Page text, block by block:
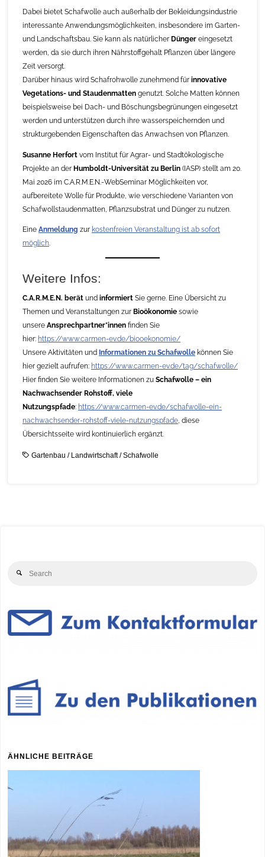
Dabei bietet Schafwolle auch außerhalb der Bekleidungsindustrie
interessante Anwendungsmöglichkeiten, insbesondere im Garten-
und Landschaftsbau. Sie kann als natürlicherDünger eingesetzt
werden, da sie durch ihren Nährstoffgehalt Pflanzen über längere
Zeit versorgt.
Darüber hinaus wird Schafrohwolle zunehmend fürinnovative
Vegetations- und Staudenmatten genutzt. Solche Matten können
beispielsweise bei Dach- und Böschungsbegrünungen eingesetzt
werden und unterstützen durch ihre wasser­speichernden und
strukturgebenden Eigenschaften das Anwachsen von Pflanzen.
Susanne Herfort vom Institut für Agrar- und Stadtökologische
Projekte an derHumboldt-Universität zu Berlin (IASP) stellt am 20.
Mai 2026 im C.A.R.M.E.N.-WebSeminar Möglichkeiten vor,
aufbereitete Wolle für Produkte, wie verschiedene Varianten von
Schafwollstaudenmatten, Pflanzsubstrat und Dünger zu nutzen.
EineAnmeldung zur kostenfreien Veranstaltung ist ab sofort
möglich.
Weitere Infos:
C.A.R.M.E.N. berät undinformiert Sie gerne. Eine Übersicht zu
Themen und Veranstaltungen zur Bioökonomie sowie
unsereAnsprechpartner*innen finden Sie
hier: https://www.carmen-ev.de/biooekonomie/
Unsere Aktivitäten und Informationen zu Schafwolle können Sie
hier gezielt aufrufen: https://www.carmen-ev.de/tag/schafwolle/
Hier finden Sie weitere Informationen zuSchafwolle – ein
Nachwachsender Rohstoff, viele
Nutzungspfade: https://www.carmen-ev.de/schafwolle-ein-
nachwachsender-rohstoff-viele-nutzungspfade, diese
Übersichtsseite wird kontinuierlich ergänzt.
Gartenbau / Landwirtschaft/Schafwolle
Search
ÄHNLICHE BEITRÄGE